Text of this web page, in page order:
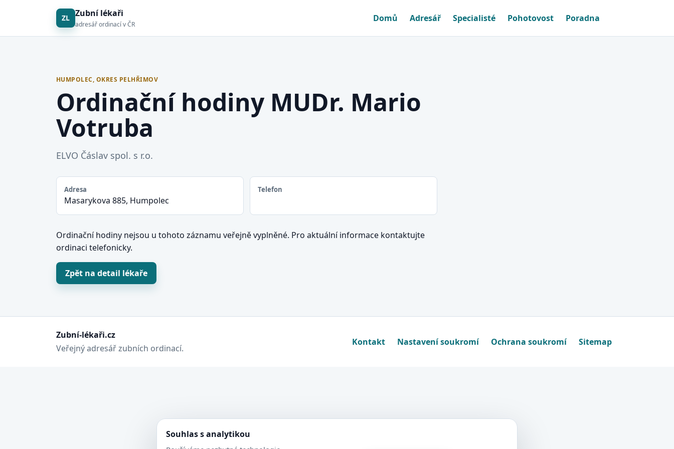
ZL Zubní lékaři
adresář ordinací v ČR
Domů Adresář Specialisté Pohotovost Poradna
HUMPOLEC, OKRES PELHŘIMOV
Ordinační hodiny MUDr. Mario
Votruba
ELVO Čáslav spol. s r.o.
Adresa
Masarykova 885, Humpolec
Telefon
Ordinační hodiny nejsou u tohoto záznamu veřejně vyplněné. Pro aktuální informace kontaktujte
ordinaci telefonicky.
Zpět na detail lékaře
Zubní-lékaři.cz
Veřejný adresář zubních ordinací.
Kontakt Nastavení soukromí Ochrana soukromí Sitemap
Souhlas s analytikou